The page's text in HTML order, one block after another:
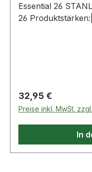
Essential 26
26
64x28x22cm Lieferumfang:|1 Kunststoffbox
Weitere Produkte
Regulärer Preis:
32,95 €
Preise inkl. MwSt.
In